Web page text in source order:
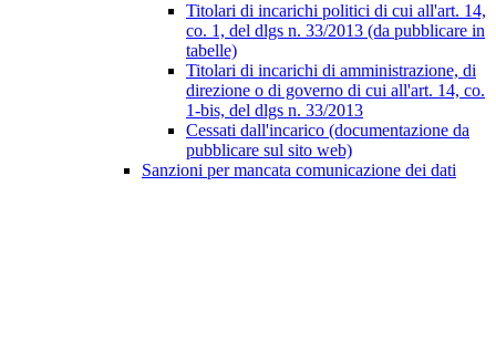
Titolari di incarichi politici di cui all'art. 14,
co. 1, del dlgs n. 33/2013 (da pubblicare in
tabelle)
Titolari di incarichi di amministrazione, di
direzione o di governo di cui all'art. 14, co.
1-bis, del dlgs n. 33/2013
Cessati dall'incarico (documentazione da
pubblicare sul sito web)
Sanzioni per mancata comunicazione dei dati